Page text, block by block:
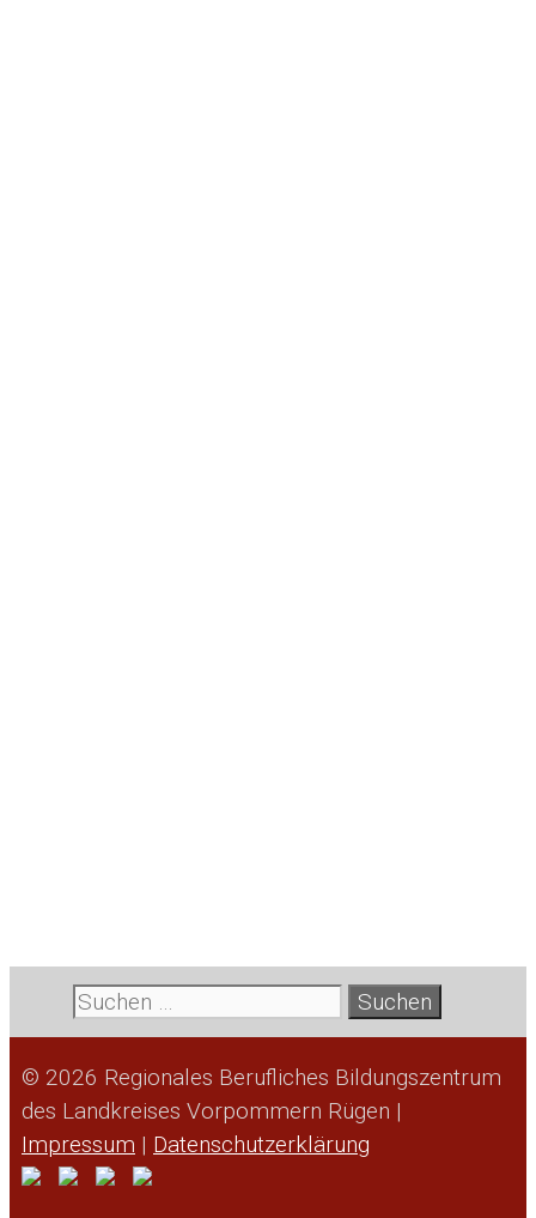
Suche
nach:
© 2026 Regionales Berufliches Bildungszentrum
des Landkreises Vorpommern Rügen |
Impressum | Datenschutzerklärung